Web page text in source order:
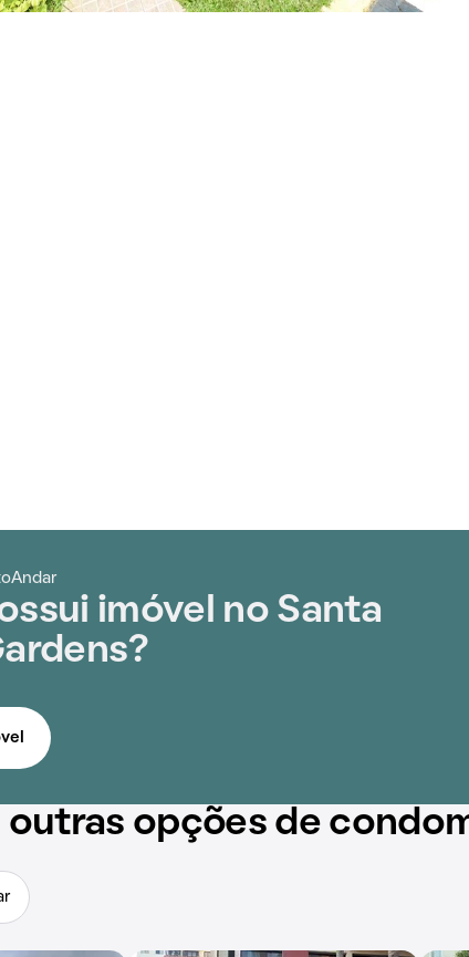
imóvel no Santa
opções de